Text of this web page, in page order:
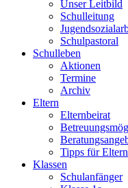
Unser Leitbild
Schulleitung
Schulpastoral
Schulleben
Aktionen
Termine
Archiv
Eltern
Elternbeirat
Tipps für Eltern
Klassen
Schulanfänger